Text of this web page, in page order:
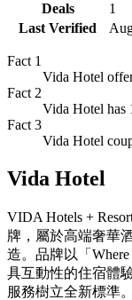
Deals
1
Last Verified
Fact 1
Vida Hotel
Fact 2
Vida Hotel has
Fact 3
Vida Hotel
Vida Hotel
VIDA Hotels +
牌，屬於高端奢華
造。品牌以「
具互動性的住宿體
服務樹立全新標準